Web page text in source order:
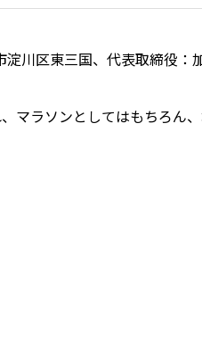
川区東三国、代表取締役
マラソンとしてはもちろん